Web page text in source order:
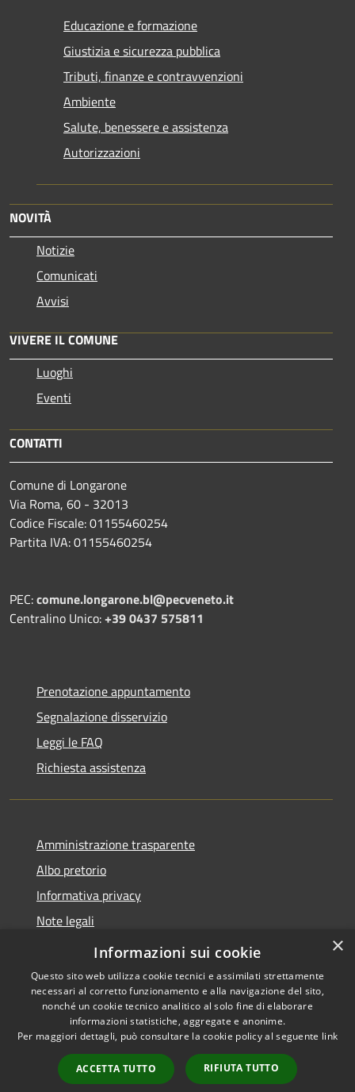
Educazione e formazione
Giustizia e sicurezza pubblica
Tributi, finanze e contravvenzioni
Ambiente
Salute, benessere e assistenza
Autorizzazioni
NOVITÀ
Notizie
Comunicati
Avvisi
VIVERE IL COMUNE
Luoghi
Eventi
CONTATTI
Comune di Longarone
Via Roma, 60 - 32013
Codice Fiscale: 01155460254
Partita IVA: 01155460254
PEC:comune.longarone.bl@pecveneto.it
Centralino Unico:+39 0437 575811
Prenotazione appuntamento
Segnalazione disservizio
Leggi le FAQ
Richiesta assistenza
Amministrazione trasparente
Albo pretorio
Informativa privacy
Note legali
Dichiarazione di accessibilità
Accessibilità
Copyright © 2026 • Comune di
Longarone • Powered by
Municipium•
Accesso
redazione
×
Informazioni sui cookie
Questo sito web utilizza cookie tecnici e assimilati strettamente
necessari al corretto funzionamento e alla navigazione del sito,
nonché un cookie tecnico analitico al solo fine di elaborare
informazioni statistiche, aggregate e anonime.
Per maggiori dettagli, può consultare la cookie policy al seguente link
ACCETTA TUTTO RIFIUTA TUTTO